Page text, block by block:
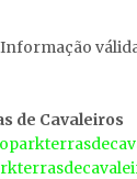
de Cavaleiros